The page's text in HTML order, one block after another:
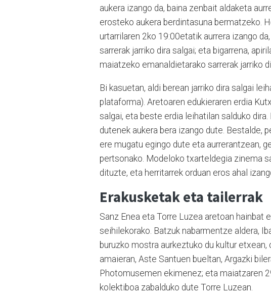
aukera izango da, baina zenbait aldaketa
erosteko aukera berdintasuna bermatzeko.
urtarrilaren 2ko 19:00etatik aurrera izango
sarrerak jarriko dira salgai; eta bigarrena,
maiatzeko emanaldietarako sarrerak jarriko
Bi kasuetan, aldi berean jarriko dira salgai
plataforma). Aretoaren edukieraren erdia
salgai, eta beste erdia leihatilan salduko
dutenek aukera bera izango dute. Bestalde,
ere mugatu egingo dute eta aurrerantzean,
pertsonako. Modeloko txarteldegia zinema
dituzte, eta herritarrek orduan eros ahal
Erakusketak eta tailerrak
Sanz Enea eta Torre Luzea aretoan hainbat
seihilekorako. Batzuk nabarmentze aldera,
buruzko mostra aurkeztuko du kultur
amaieran, Aste Santuen bueltan, Argazki
Photomusemen ekimenez; eta maiatzaren
kolektiboa zabalduko dute Torre Luzean.